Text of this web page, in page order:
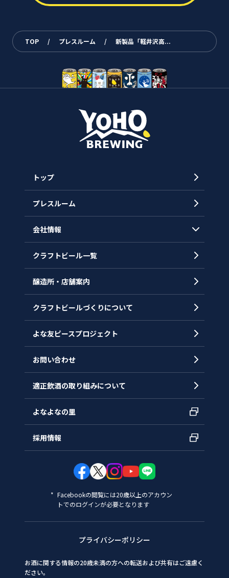
TOP / プレスルーム / 新製品「軽井沢高...
トップ
プレスルーム
会社情報
会社概要
沿革
クラフトビール一覧
醸造所・店舗案内
クラフトビールづくりについて
よな友ピースプロジェクト
お問い合わせ
適正飲酒の取り組みについて
よなよなの里
採用情報
Facebookの閲覧には20歳以上のアカウン
トでのログインが必要となります
プライバシーポリシー
お酒に関する情報の20歳未満の方への転送および共有はご遠慮く
ださい。